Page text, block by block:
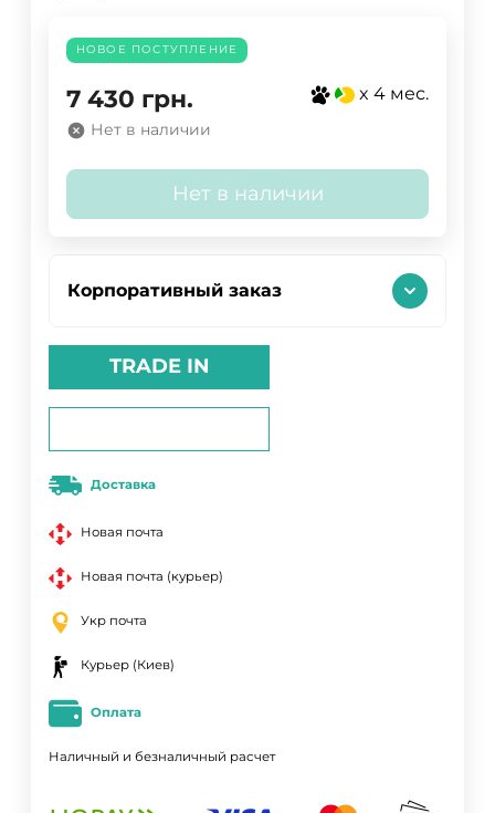
НОВОЕ ПОСТУПЛЕНИЕ
7 430 грн. x 4 мес.
Нет в наличии
Нет в наличии
Корпоративный заказ
TRADE IN
Доставка
Новая почта
Новая почта (курьер)
Укр почта
Курьер (Киев)
Оплата
Наличный и безналичный расчет